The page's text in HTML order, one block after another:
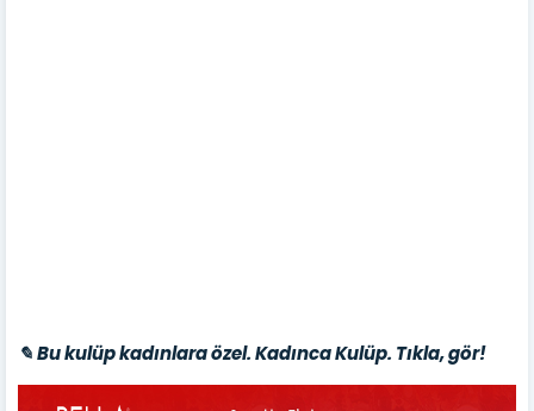
✎ Bu kulüp kadınlara özel. Kadınca Kulüp. Tıkla, gör!